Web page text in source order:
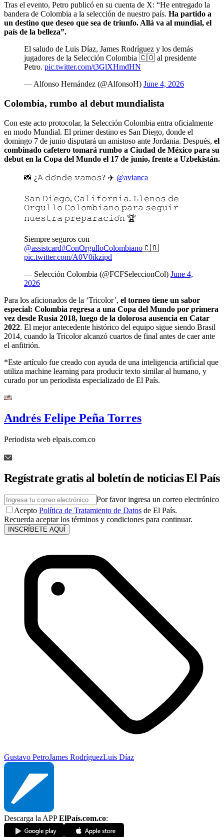
Tras el evento, Petro publicó en su cuenta de X: “He entregado la
bandera de Colombia a la selección de nuestro país. Ha partido a
un destino que deseo que sea de triunfo. Allá va al mundial, el
país de la belleza”.
El saludo de Luis Díaz, James Rodríguez y los demás
jugadores de la Selección Colombia 🇨🇴 al presidente
Petro. pic.twitter.com/t3GlXHmdHN
— Alfonso Hernández (@AlfonsoH) June 4, 2026
Colombia, rumbo al debut mundialista
Con este acto protocolar, la Selección Colombia entra oficialmente
en modo Mundial. El primer destino es San Diego, donde el
domingo 7 de junio disputará un amistoso ante Jordania. Después, el
combinado cafetero tomará rumbo a Ciudad de México para su
debut en la Copa del Mundo el 17 de junio, frente a Uzbekistán.
📸 ¿𝙰 𝚍𝚘́𝚗𝚍𝚎 𝚟𝚊𝚖𝚘𝚜? ✈️ @avianca
𝚂𝚊𝚗 𝙳𝚒𝚎𝚐𝚘, 𝙲𝚊𝚕𝚒𝚏𝚘𝚛𝚗𝚒𝚊. 𝙻𝚕𝚎𝚗𝚘𝚜 𝚍𝚎
𝙾𝚛𝚐𝚞𝚕𝚕𝚘 𝙲𝚘𝚕𝚘𝚖𝚋𝚒𝚊𝚗𝚘 𝚙𝚊𝚛𝚊 𝚜𝚎𝚐𝚞𝚒𝚛
𝚗𝚞𝚎𝚜𝚝𝚛𝚊 𝚙𝚛𝚎𝚙𝚊𝚛𝚊𝚌𝚒𝚘́𝚗 🏆
Siempre seguros con
@assistcard#ConOrgulloColombiano🇨🇴
pic.twitter.com/A0V0ikzipd
— Selección Colombia (@FCFSeleccionCol) June 4,
2026
Para los aficionados de la ‘Tricolor’, el torneo tiene un sabor
especial: Colombia regresa a una Copa del Mundo por primera
vez desde Rusia 2018, luego de la dolorosa ausencia en Catar
2022. El mejor antecedente histórico del equipo sigue siendo Brasil
2014, cuando la Tricolor alcanzó cuartos de final antes de caer ante
el anfitrión.
*Este artículo fue creado con ayuda de una inteligencia artificial que
utiliza machine learning para producir texto similar al humano, y
curado por un periodista especializado de El País.
Andrés Felipe Peña Torres
Periodista web elpais.com.co
Regístrate gratis al boletín de noticias El País
Por favor ingresa un correo electrónico
Acepto Política de Tratamiento de Datos de El País.
Recuerda aceptar los términos y condiciones para continuar.
INSCRÍBETE AQUÍ
Gustavo PetroJames RodríguezLuis Díaz
Descarga la APPElPaís.com.co: